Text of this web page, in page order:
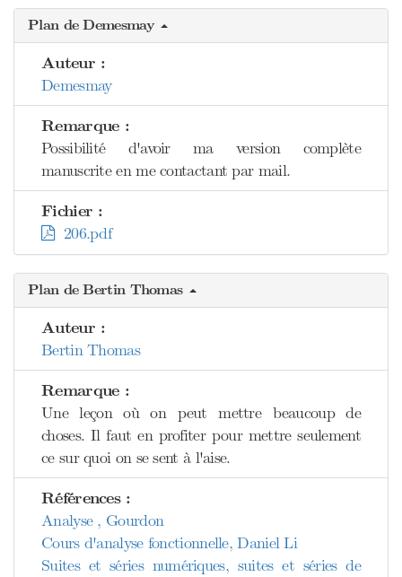
Plan de Demesmay
Auteur :
Demesmay
Remarque :
Possibilité d'avoir ma version complète
manuscrite en me contactant par mail.
Fichier :
206.pdf
Plan de Bertin Thomas
Auteur :
Bertin Thomas
Remarque :
Une leçon où on peut mettre beaucoup de
choses. Il faut en profiter pour mettre seulement
ce sur quoi on se sent à l'aise.
Références :
Analyse , Gourdon
Cours d'analyse fonctionnelle, Daniel Li
Suites et séries numériques, suites et séries de